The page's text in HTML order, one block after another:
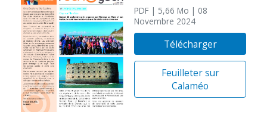
PDF | 5,66 Mo | 08
Novembre 2024
Télécharger
Feuilleter sur
Calaméo